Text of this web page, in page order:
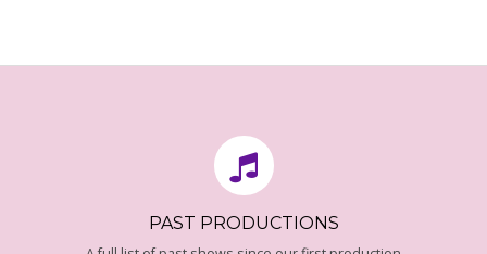
PAST PRODUCTIONS